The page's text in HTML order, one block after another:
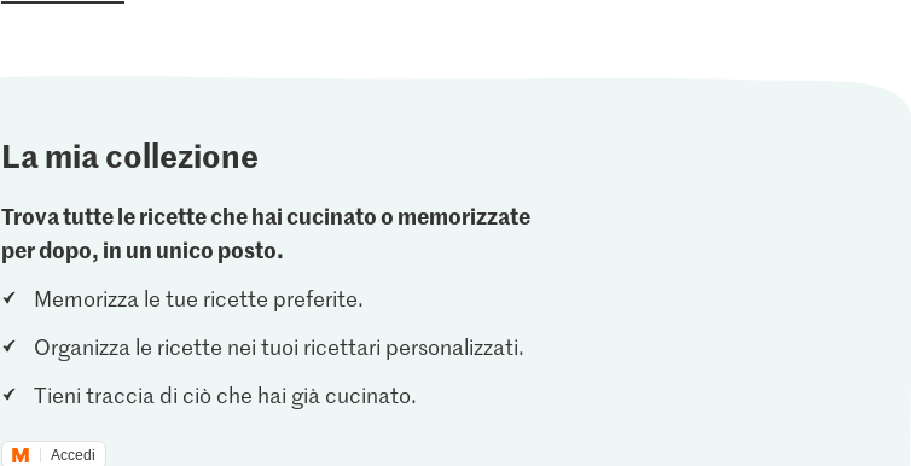
La mia collezione
Trova tutte le ricette che hai cucinato o memorizzate
per dopo, in un unico posto.
Memorizza le tue ricette preferite.
Organizza le ricette nei tuoi ricettari personalizzati.
Tieni traccia di ciò che hai già cucinato.
Accedi